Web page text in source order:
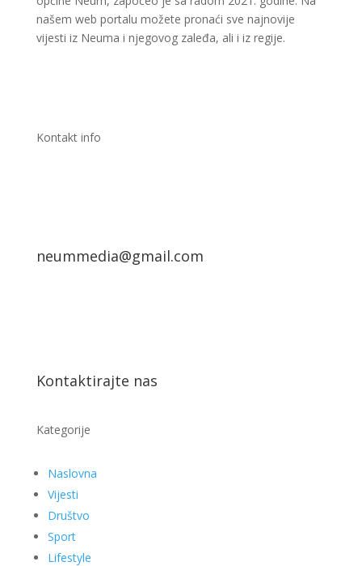
našem web portalu možete pronaći sve najnovije
vijesti iz Neuma i njegovog zaleđa, ali i iz regije.
Kontakt info
neummedia@gmail.com
Kontaktirajte nas
Kategorije
Naslovna
Vijesti
Društvo
Sport
Lifestyle